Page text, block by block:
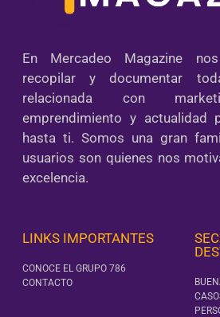
En Mercadeo Magazine
recopilar y documentar
relacionada con
emprendimiento y actualidad
hasta ti. Somos una gran
usuarios son quienes nos
excelencia.
LINKS IMPORTANTES
CONOCE EL GRUPO 786
CONTACTO